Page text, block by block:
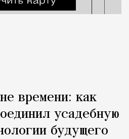
времени: как
усадебную
будущего